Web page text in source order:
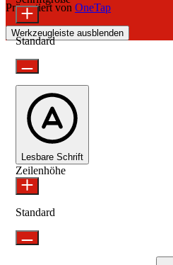
Präsentiert von OneTap
Werkzeugleiste ausblenden
Standard
Lesbare Schrift
Zeilenhöhe
Standard